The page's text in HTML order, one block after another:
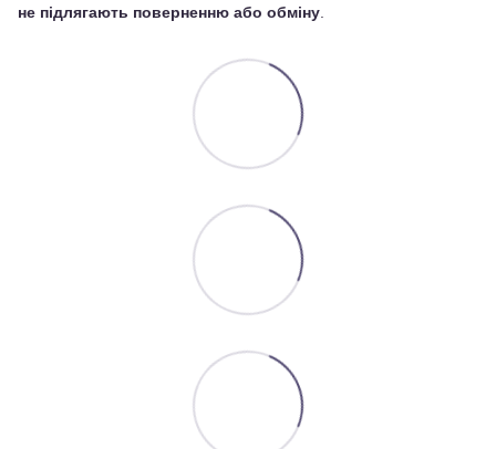
не підлягають поверненню або обміну